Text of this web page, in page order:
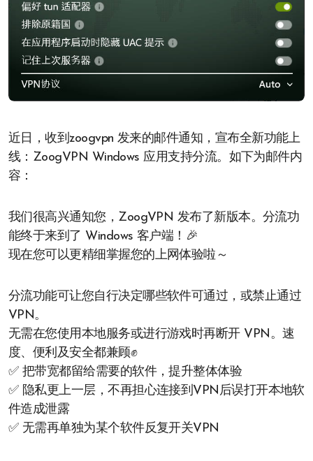
近日，收到zoogvpn 发来的邮件通知，宣布全新功能上
线：ZoogVPN Windows 应用支持分流。如下为邮件内
容：
我们很高兴通知您，ZoogVPN 发布了新版本。分流功
能终于来到了 Windows 客户端！🎉
现在您可以更精细掌握您的上网体验啦～
分流功能可让您自行决定哪些软件可通过，或禁止通过
VPN。
无需在您使用本地服务或进行游戏时再断开 VPN。速
度、便利及安全都兼顾✊
✅ 把带宽都留给需要的软件，提升整体体验
✅ 隐私更上一层，不再担心连接到VPN后误打开本地软
件造成泄露
✅ 无需再单独为某个软件反复开关VPN